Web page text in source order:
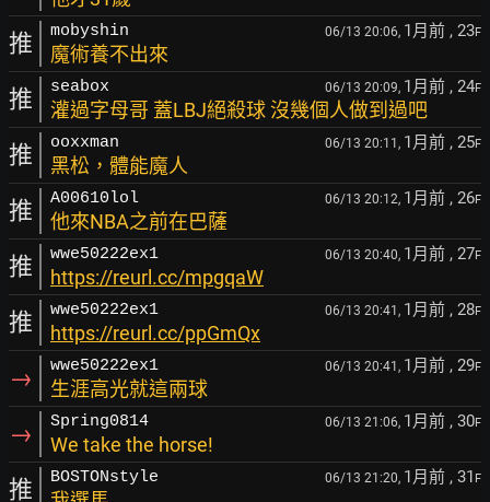
推 mobyshin 06/13 20:06, 1月前 , 23F
魔術養不出來
推 seabox 06/13 20:09, 1月前 , 24F
灌過字母哥 蓋LBJ絕殺球 沒幾個人做到過吧
推 ooxxman 06/13 20:11, 1月前 , 25F
黑松，體能魔人
推 A00610lol 06/13 20:12, 1月前 , 26F
他來NBA之前在巴薩
推 wwe50222ex1 06/13 20:40, 1月前 , 27F
https://reurl.cc/mpgqaW
推 wwe50222ex1 06/13 20:41, 1月前 , 28F
https://reurl.cc/ppGmQx
→ wwe50222ex1 06/13 20:41, 1月前 , 29F
生涯高光就這兩球
→ Spring0814 06/13 21:06, 1月前 , 30F
We take the horse!
推 BOSTONstyle 06/13 21:20, 1月前 , 31 F